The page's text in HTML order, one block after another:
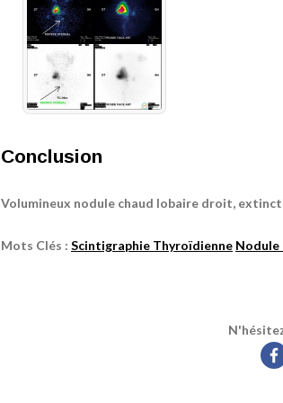
Conclusion
Volumineux nodule chaud lobaire droit,
Mots Clés : Scintigraphie Thyroïdienne Nodule